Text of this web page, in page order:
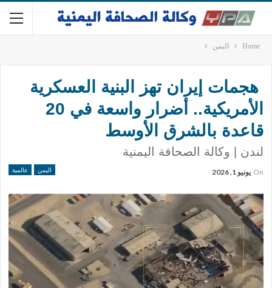
Home اليمن
هجمات إيران تهز البنية العسكرية
الأمريكية.. أضرار واسعة في 20
قاعدة بالشرق الأوسط
لندن | وكالة الصحافة اليمنية
اليمن عالمية On يونيو 1, 2026